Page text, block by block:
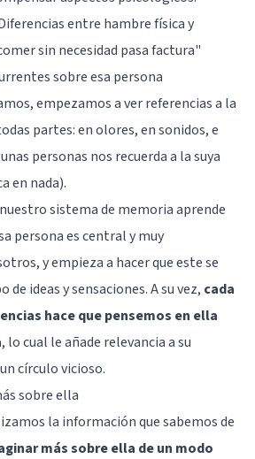
entre hambre física y
sin necesidad pasa factura"
sobre esa persona
empezamos a ver referencias a la
partes: en olores, en sonidos, e
personas nos recuerda a la suya
en nada).
sistema de memoria aprende
persona es central y muy
y empieza a hacer que este se
ideas y sensaciones. A su vez, cada
hace que pensemos en ella
, lo cual le añade relevancia a su
círculo vicioso.
sobre ella
la información que sabemos de
más sobre ella de un modo